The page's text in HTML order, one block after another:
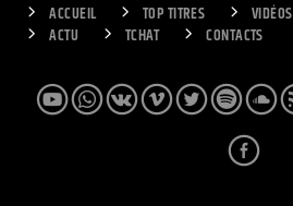
ACCUEIL TOP TITRES VIDÉOS
ACTU
TCHAT CONTACTS